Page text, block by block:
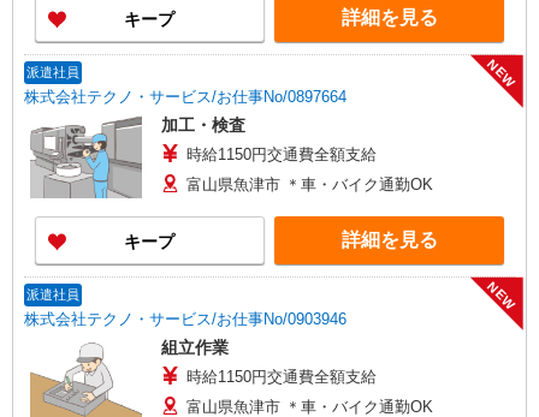
キープ 詳細を見る
派遣社員
株式会社テクノ・サービス/お仕事No/0897664
NEW
加工・検査
時給1150円交通費全額支給
富山県魚津市 ＊車・バイク通勤OK
キープ 詳細を見る
派遣社員
株式会社テクノ・サービス/お仕事No/0903946
NEW
組立作業
時給1150円交通費全額支給
富山県魚津市 ＊車・バイク通勤OK